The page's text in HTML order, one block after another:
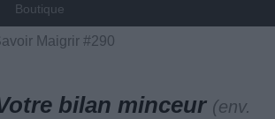
Boutique
Maigrir #290
bilan minceur (env.